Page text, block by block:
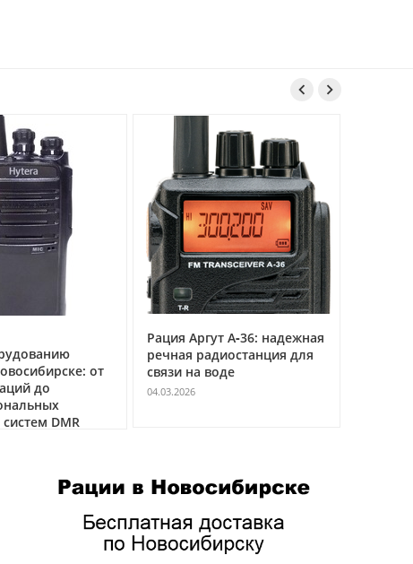
 
от
до
DMR
Рация Аргут А‑36: надежная
речная радиостанция для
связи на воде
04.03.2026